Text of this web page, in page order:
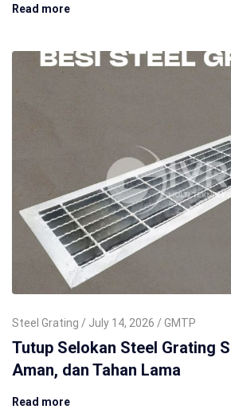
Read more
Steel Grating July 14, 2026 GMTP
Tutup Selokan Steel Grating
Aman, dan Tahan Lama
Read more